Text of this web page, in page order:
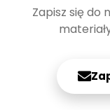
Zapisz się do